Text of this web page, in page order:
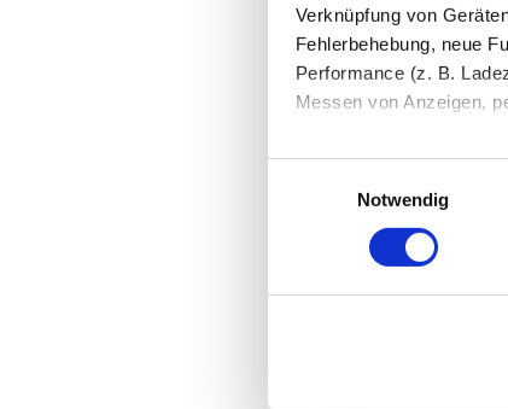
Verknüpfung von
Fehlerbehebung, neue
Performance (z. B.
Messen von Anzeigen,
Die Einzelheiten können
die eingesetzten
Indem Sie auf den
Notwendig